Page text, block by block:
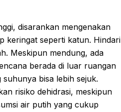
disarankan mengenakan
keringat seperti katun. Hindari
Meskipun mendung, ada
berada di luar ruangan
bisa lebih sejuk.
risiko dehidrasi, meskipun
air putih yang cukup